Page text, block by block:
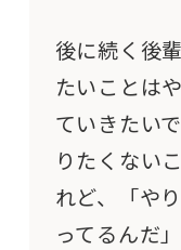
後に続く後
たいことは
ていきたい
りたくない
れど、「や
ってるんだ